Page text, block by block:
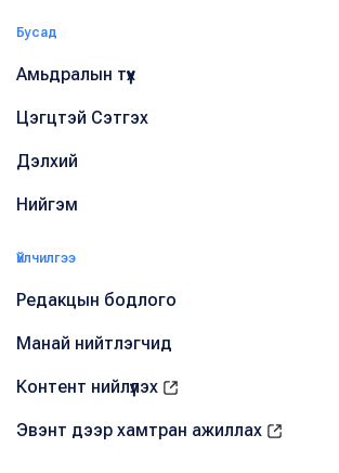
Бусад
Амьдралын түүх
Цэгцтэй Сэтгэх
Дэлхий
Нийгэм
Үйлчилгээ
Редакцын бодлого
Манай нийтлэгчид
Контент нийлүүлэх
Эвэнт дээр хамтран ажиллах